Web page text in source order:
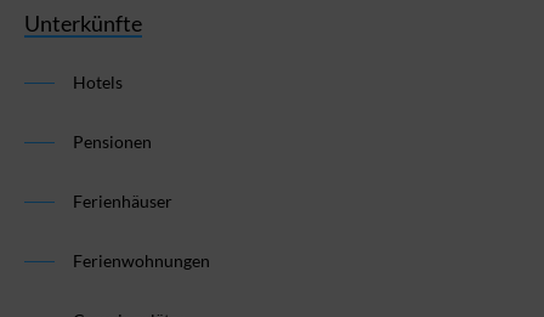
Unterkünfte
Hotels
Pensionen
Ferienhäuser
Ferienwohnungen